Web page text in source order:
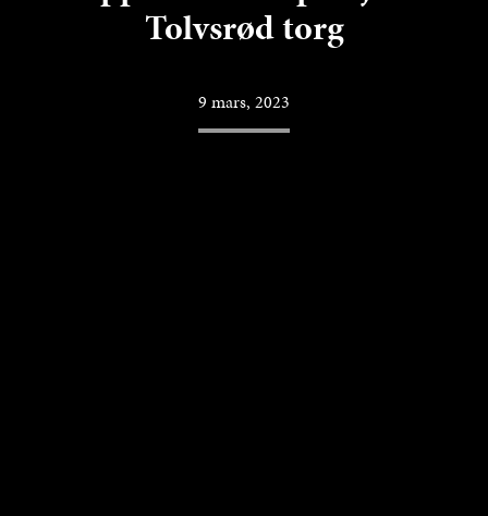
Tolvsrød torg
9 mars, 2023